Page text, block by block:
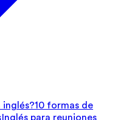
inglés?10 formas de
Inglés para reuniones